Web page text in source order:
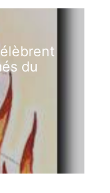
du